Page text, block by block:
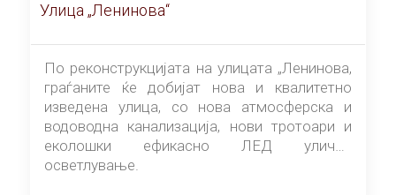
Улица „Ленинова“
По реконструкцијата на улицата „Ленинова,
граѓаните ќе добијат нова и квалитетно
изведена улица, со нова атмосферска и
водоводна канализација, нови тротоари и
еколошки ефикасно ЛЕД улично
осветлување.